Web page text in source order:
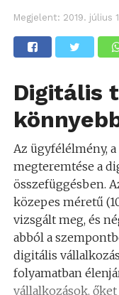
Megjelent: 2019. július
Digitális
Az ügyfélélmény,
megteremtése a
összefüggésben.
közepes méretű
vizsgált meg, és
abból a
digitális
folyamatban
vállalkozások,